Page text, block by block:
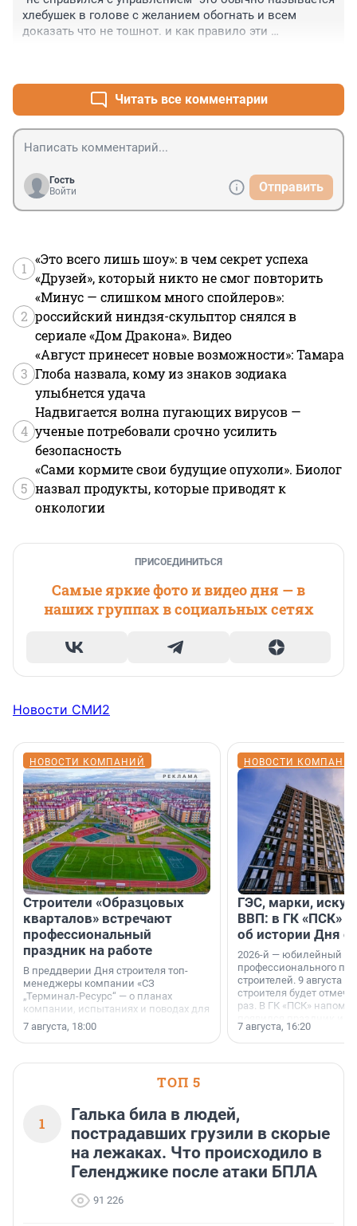
хлебушек в голове с желанием обогнать и всем
доказать что не тошнот. и как правило эти
Читать все комментарии
Гость
Войти
Отправить
1
«Это всего лишь шоу»: в чем секрет успеха
«Друзей», который никто не смог повторить
2
«Минус — слишком много спойлеров»:
российский ниндзя-скульптор снялся в
сериале «Дом Дракона». Видео
3
«Август принесет новые возможности»: Тамара
Глоба назвала, кому из знаков зодиака
улыбнется удача
4
Надвигается волна пугающих вирусов —
ученые потребовали срочно усилить
безопасность
5
«Сами кормите свои будущие опухоли». Биолог
назвал продукты, которые приводят к
онкологии
ПРИСОЕДИНИТЬСЯ
Самые яркие фото и видео дня — в
наших группах в социальных сетях
Новости СМИ2
НОВОСТИ КОМПАНИЙ
Строители «Образцовых
кварталов» встречают
профессиональный
праздник на работе
В преддверии Дня строителя топ-
менеджеры компании «СЗ
„Терминал-Ресурс“ — о планах
компании, испытаниях и поводах для
осторожного оптимизма.
7 августа, 18:00
НОВОСТИ
ГЭС, марки,
ВВП: в ГК «ПСК»
об истории Дня
2026-й — юбилейный
профессионального
строителей. 9 августа
строителя будет
раз. В ГК «ПСК»
поменялась роль
7 августа, 16:20
ТОП 5
1
Галька била в людей,
пострадавших грузили в скорые
на лежаках. Что происходило в
Геленджике после атаки БПЛА
91 226